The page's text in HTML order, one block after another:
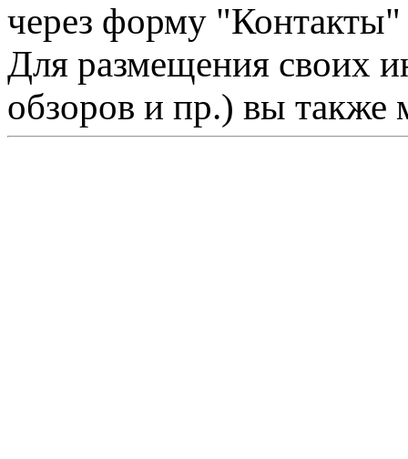
через форму "Контакты"
Для размещения своих
обзоров и пр.) вы также